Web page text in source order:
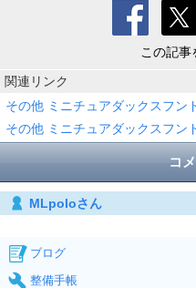
この記事
関連リンク
その他 ミニチュアダックスフン
その他 ミニチュアダックスフン
コ
MLpoloさん
ブログ
整備手帳